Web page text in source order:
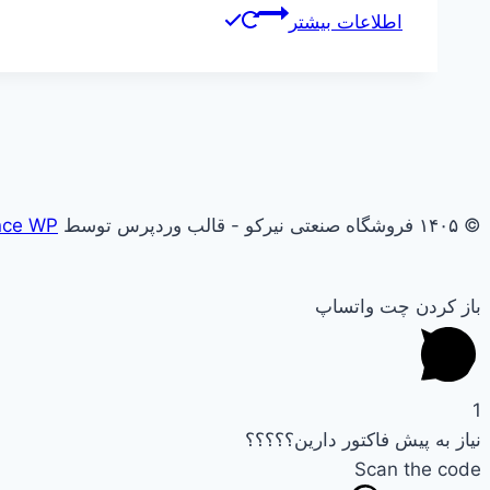
اطلاعات بیشتر
© ۱۴۰۵ فروشگاه صنعتی نیرکو - قالب وردپرس توسط WP
باز کردن چت واتساپ
1
نیاز به پیش فاکتور دارین؟؟؟؟؟
Scan the code